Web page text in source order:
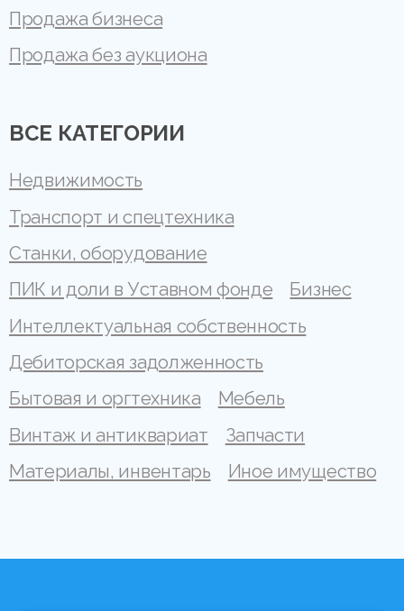
Продажа бизнеса
Продажа без аукциона
ВСЕ КАТЕГОРИИ
Недвижимость
Транспорт и спецтехника
Станки, оборудование
ПИК и доли в Уставном фонде
Бизнес
Интеллектуальная собственность
Дебиторская задолженность
Бытовая и оргтехника
Мебель
Винтаж и антиквариат
Запчасти
Материалы, инвентарь
Иное имущество